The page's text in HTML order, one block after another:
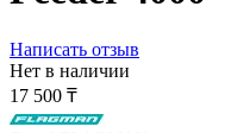
Написать отзыв
Нет в наличии
17 500 ₸